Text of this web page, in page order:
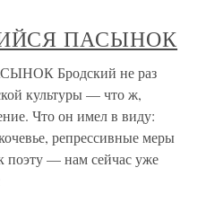
ПАСЫНОК
Бродский не раз
культуры — что ж,
Что он имел в виду:
репрессивные меры
поэту — нам сейчас уже